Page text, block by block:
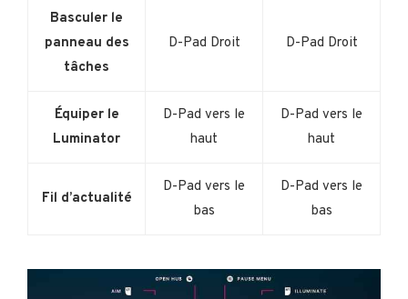
Basculer le
panneau des
tâches
D-Pad Droit D-Pad Droit
Équiper le
Luminator
D-Pad vers le
haut
D-Pad vers le
haut
Fil d’actualité
D-Pad vers le
bas
D-Pad vers le
bas